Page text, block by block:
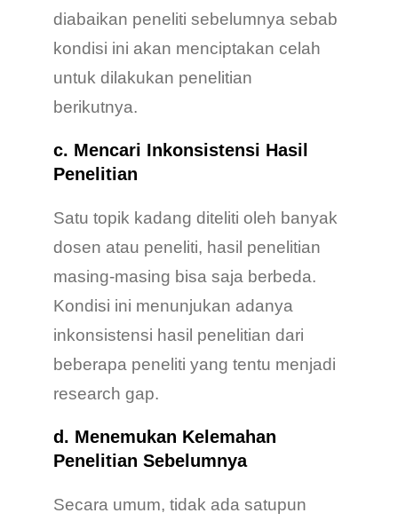
diabaikan peneliti sebelumnya sebab
kondisi ini akan menciptakan celah
untuk dilakukan penelitian
berikutnya.
c. Mencari Inkonsistensi Hasil
Penelitian
Satu topik kadang diteliti oleh banyak
dosen atau peneliti, hasil penelitian
masing-masing bisa saja berbeda.
Kondisi ini menunjukan adanya
inkonsistensi hasil penelitian dari
beberapa peneliti yang tentu menjadi
research gap.
d. Menemukan Kelemahan
Penelitian Sebelumnya
Secara umum, tidak ada satupun